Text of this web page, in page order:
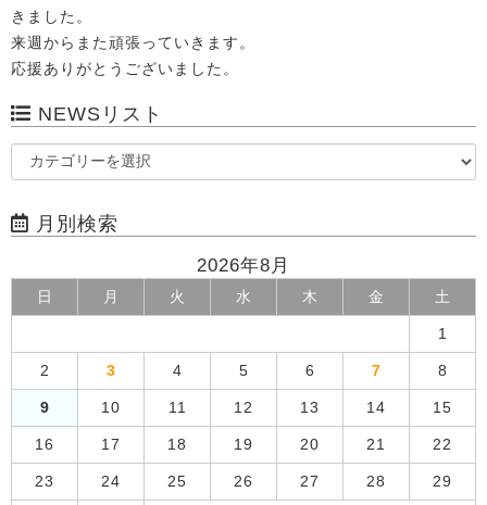
きました。
来週からまた頑張っていきます。
応援ありがとうございました。
NEWSリスト
月別検索
2026年8月
日 月 火 水 木 金 土
1
2 3 4 5 6 7 8
9 10 11 12 13 14 15
16 17 18 19 20 21 22
23 24 25 26 27 28 29